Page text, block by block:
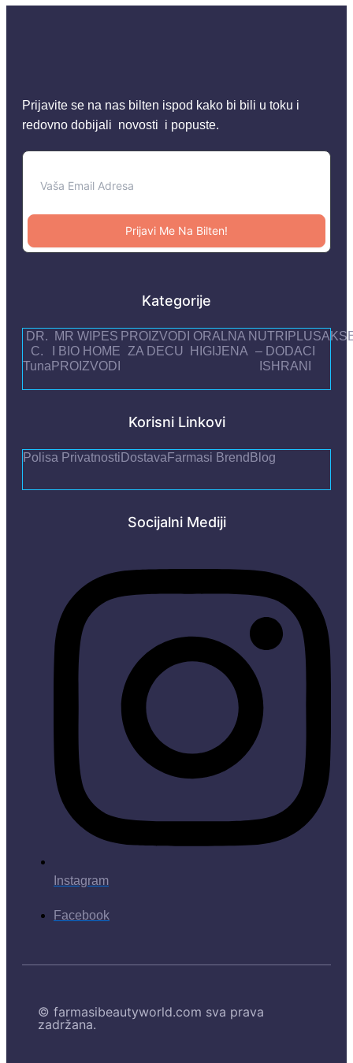
Prijavite se na nas bilten ispod kako bi bili u toku i
redovno dobijali novosti i popuste.
Prijavi Me Na Bilten!
Kategorije
DR.
C.
Tuna
MR WIPES
I BIO HOME
PROIZVODI
PROIZVODI
ZA DECU
ORALNA
HIGIJENA
NUTRIPLUS
– DODACI
ISHRANI
Korisni Linkovi
Polisa Privatnosti Dostava Farmasi Brend Blog
Socijalni Mediji
Instagram
Facebook
© farmasibeautyworld.com sva prava
zadržana.